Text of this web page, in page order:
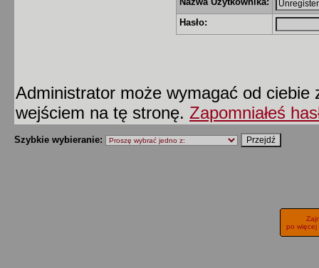
Hasło:
Administrator może wymagać od
wejściem na tę stronę. Zapomniałeś
Szybkie wybieranie:
po więcej